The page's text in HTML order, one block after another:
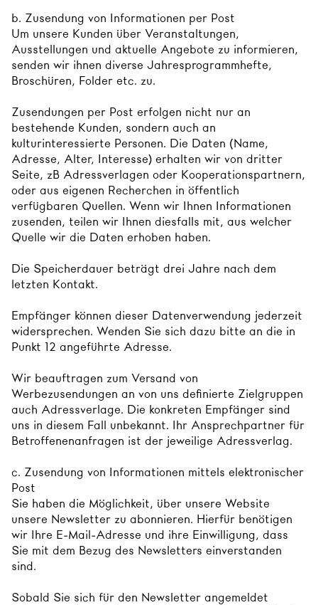
b. Zusendung von Informationen per Post
Um unsere Kunden über Veranstaltungen,
Ausstellungen und aktuelle Angebote zu informieren,
senden wir ihnen diverse Jahresprogrammhefte,
Broschüren, Folder etc. zu.
Zusendungen per Post erfolgen nicht nur an
bestehende Kunden, sondern auch an
kulturinteressierte Personen. Die Daten (Name,
Adresse, Alter, Interesse) erhalten wir von dritter
Seite, zB Adressverlagen oder Kooperationspartnern,
oder aus eigenen Recherchen in öffentlich
verfügbaren Quellen. Wenn wir Ihnen Informationen
zusenden, teilen wir Ihnen diesfalls mit, aus welcher
Quelle wir die Daten erhoben haben.
Die Speicherdauer beträgt drei Jahre nach dem
letzten Kontakt.
Empfänger können dieser Datenverwendung jederzeit
widersprechen. Wenden Sie sich dazu bitte an die in
Punkt 12 angeführte Adresse.
Wir beauftragen zum Versand von
Werbezusendungen an von uns definierte Zielgruppen
auch Adressverlage. Die konkreten Empfänger sind
uns in diesem Fall unbekannt. Ihr Ansprechpartner für
Betroffenenanfragen ist der jeweilige Adressverlag.
c. Zusendung von Informationen mittels elektronischer
Post
Sie haben die Möglichkeit, über unsere Website
unsere Newsletter zu abonnieren. Hierfür benötigen
wir Ihre E-Mail-Adresse und ihre Einwilligung, dass
Sie mit dem Bezug des Newsletters einverstanden
sind.
Sobald Sie sich für den Newsletter angemeldet